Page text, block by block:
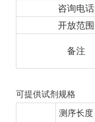
咨询电话
开放范围
备注
可提供试剂规格
测序长度